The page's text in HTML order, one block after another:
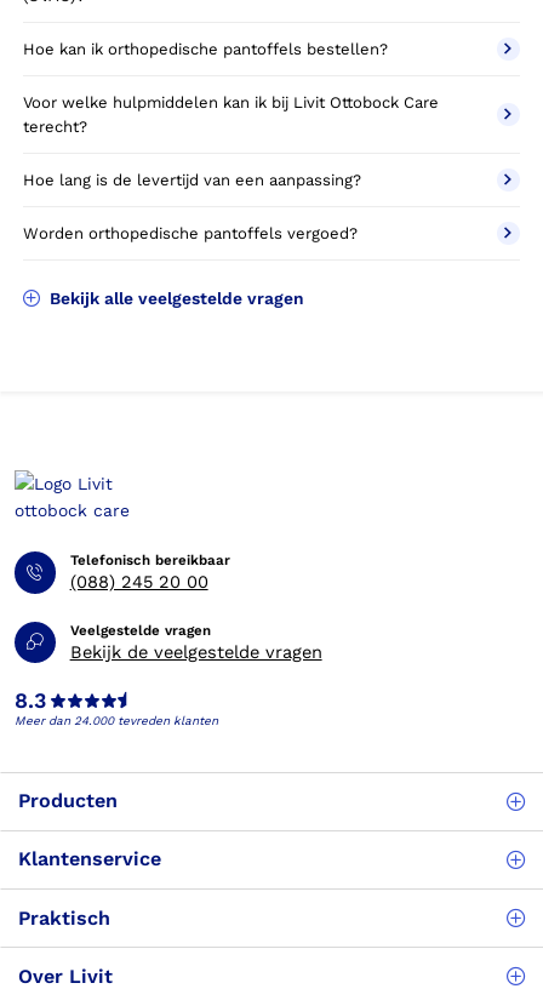
Hoe kan ik orthopedische pantoffels bestellen?
Voor welke hulpmiddelen kan ik bij Livit Ottobock Care
terecht?
Hoe lang is de levertijd van een aanpassing?
Worden orthopedische pantoffels vergoed?
Bekijk alle veelgestelde vragen
Telefonisch bereikbaar
(088) 245 20 00
Veelgestelde vragen
Bekijk de veelgestelde vragen
8.3
Meer dan 24.000 tevreden klanten
Producten
Klantenservice
Praktisch
Over Livit